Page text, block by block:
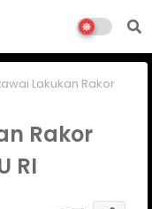
Lakukan Rakor
Rakor
RI